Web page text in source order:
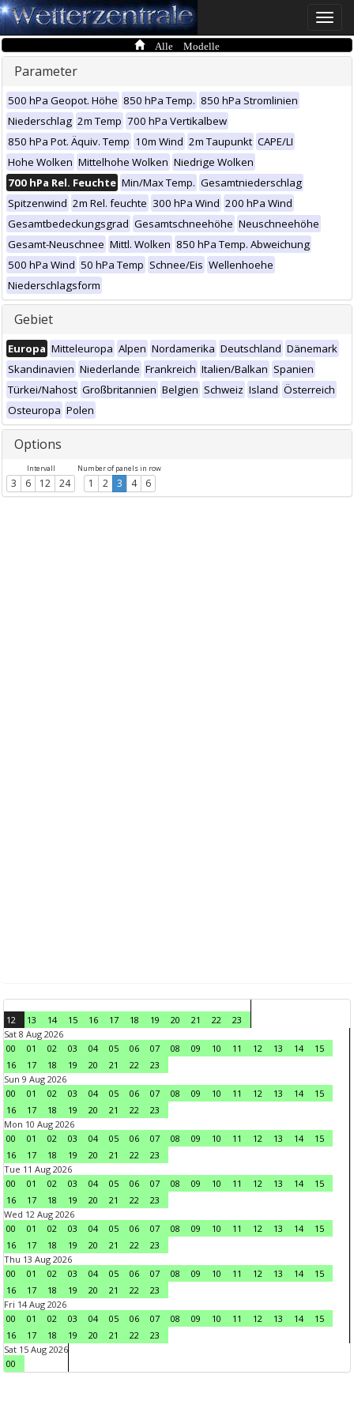
Toggle
Alle Modelle
Parameter
500 hPa Geopot. Höhe 850 hPa Temp. 850 hPa Stromlinien
Niederschlag 2m Temp 700 hPa Vertikalbew
850 hPa Pot. Äquiv. Temp 10m Wind 2m Taupunkt CAPE/LI
Hohe Wolken Mittelhohe Wolken Niedrige Wolken
700 hPa Rel. Feuchte Min/Max Temp. Gesamtniederschlag
Spitzenwind 2m Rel. feuchte 300 hPa Wind 200 hPa Wind
Gesamtbedeckungsgrad Gesamtschneehöhe Neuschneehöhe
Gesamt-Neuschnee Mittl. Wolken 850 hPa Temp. Abweichung
500 hPa Wind 50 hPa Temp Schnee/Eis Wellenhoehe
Niederschlagsform
Gebiet
Europa Mitteleuropa Alpen Nordamerika Deutschland Dänemark
Skandinavien Niederlande Frankreich Italien/Balkan Spanien
Türkei/Nahost Großbritannien Belgien Schweiz Island Österreich
Osteuropa Polen
Options
Intervall
3 6 12 24
Number of panels in row
1 2 3 4 6
12 13 14 15 16 17 18 19 20 21 22
23
Sat 8 Aug 2026
00
01 02 03 04 05 06 07 08 09 10 11 12 13 14
15
16
17 18 19 20 21 22
23
Sun 9 Aug 2026
00
01 02 03 04 05 06 07 08 09 10 11 12 13 14
15
16
17 18 19 20 21 22
23
Mon 10 Aug 2026
00
01 02 03 04 05 06 07 08 09 10 11 12 13 14
15
16
17 18 19 20 21 22
23
Tue 11 Aug 2026
00
01 02 03 04 05 06 07 08 09 10 11 12 13 14
15
16
17 18 19 20 21 22
23
Wed 12 Aug 2026
00
01 02 03 04 05 06 07 08 09 10 11 12 13 14
15
16
17 18 19 20 21 22
23
Thu 13 Aug 2026
00
01 02 03 04 05 06 07 08 09 10 11 12 13 14
15
16
17 18 19 20 21 22
23
Fri 14 Aug 2026
00
01 02 03 04 05 06 07 08 09 10 11 12 13 14
15
16
17 18 19 20 21 22
23
Sat 15 Aug 2026
00